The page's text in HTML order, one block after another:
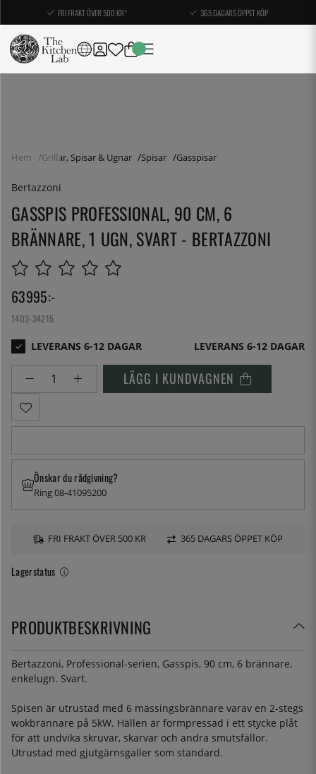
FRI FRAKT ÖVER 500 KR* 365 DAGARS ÖPPET KÖP
Hem Grillar, Spisar & Ugnar Spisar Gasspisar
Bertazzoni
GASSPIS PROFESSIONAL, 90 CM, 6
BRÄNNARE, 1 UGN, SVART - BERTAZZONI
63995:-
1403-34215
LEVERANS 6-12 DAGAR
LÄGG I KUNDVAGNEN
Lagerstatus
Önskar du rådgivning?
Ring 08-41095200
FRI FRAKT ÖVER 500 KR 365 DAGARS ÖPPET KÖP
PRODUKTBESKRIVNING
Bertazzoni, Professional-serien, Gasspis, 90 cm, 6 brännare,
enkelugn. Svart.
Spisen är utrustad med 6 mässingsbrännare varav en 2-stegs
wokbrännare på 5kW. Hällen är formpressad i ett stycke plåt
för att undvika skruvar, skarvar och andra smutsfällor.
Utrustad med gjutgärnsgaller som standard.